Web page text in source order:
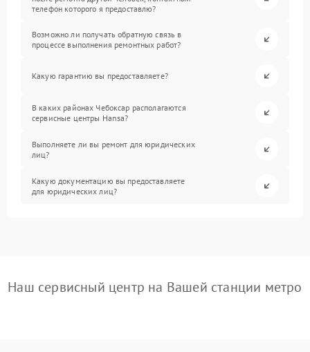
телефон которого я предоставлю?
Возможно ли получать обратную связь в
процессе выполнения ремонтных работ?
Какую гарантию вы предоставляете?
В каких районах Чебоксар располагаются
сервисные центры Hansa?
Выполняете ли вы ремонт для юридических
лиц?
Какую документацию вы предоставляете
для юридических лиц?
Наш сервисный центр на Вашей станции метро